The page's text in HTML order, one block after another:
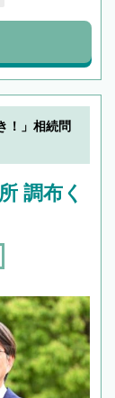
！」相続問
調布く